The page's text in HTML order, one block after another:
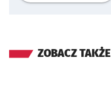
ZOBACZ TAKŻE